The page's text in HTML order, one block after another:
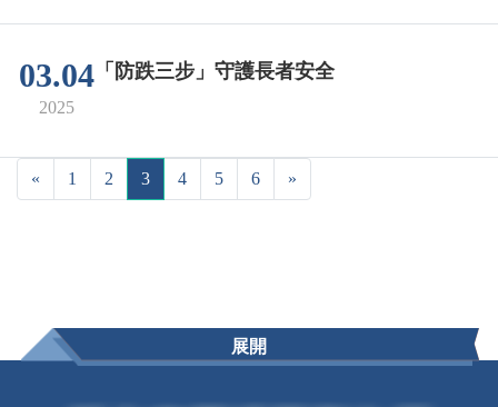
03.04
2025
「防跌三步」守護長者安全
« 1 2 3 4 5 6 »
展開